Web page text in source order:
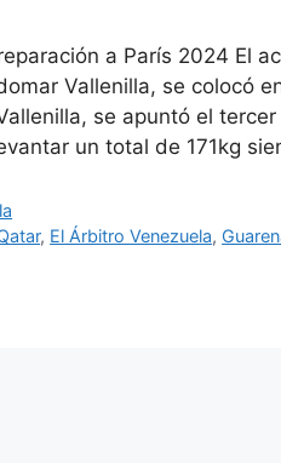
a París 2024 El
Vallenilla, se colocó
se apuntó el
un total de 171kg
, El Árbitro Venezuela,